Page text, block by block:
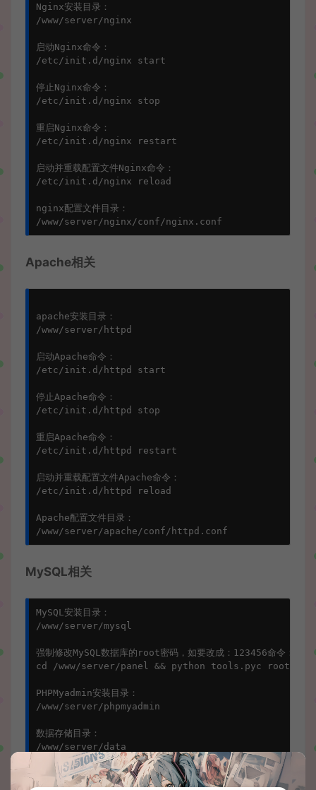
Nginx安装目录：
/www/server/nginx
启动Nginx命令：
/etc/init.d/nginx start
停止Nginx命令：
/etc/init.d/nginx stop
重启Nginx命令：
/etc/init.d/nginx restart
启动并重载配置文件Nginx命令：
/etc/init.d/nginx reload
nginx配置文件目录：
Apache相关
apache安装目录：
/www/server/httpd
启动Apache命令：
/etc/init.d/httpd start
停止Apache命令：
/etc/init.d/httpd stop
重启Apache命令：
/etc/init.d/httpd restart
启动并重载配置文件Apache命令：
/etc/init.d/httpd reload
Apache配置文件目录：
MySQL相关
MySQL安装目录：
/www/server/mysql
强制修改MySQL数据库的root密码，如要改成：123456命令：
cd /www/server/panel && python tools.pyc root
PHPMyadmin安装目录：
/www/server/phpmyadmin
数据存储目录：
/www/server/data
启动MySQL命令：
/etc/init.d/mysqld start